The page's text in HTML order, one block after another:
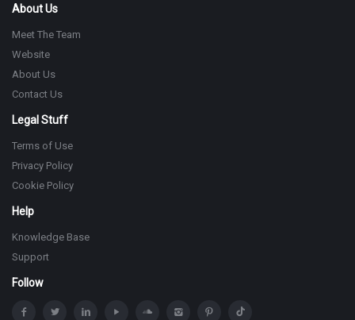
About Us
Meet The Team
Website
About Us
Contact Us
Legal Stuff
Terms of Use
Privacy Policy
Cookie Policy
Help
Knowledge Base
Support
Follow